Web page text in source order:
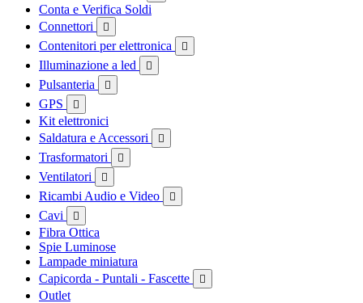
Conta e Verifica Soldi
Connettori

Contenitori per elettronica 
Illuminazione a led 
Pulsanteria 
GPS 
Kit elettronici
Saldatura e Accessori

Trasformatori 
Ventilatori 
Ricambi Audio e Video 
Cavi 
Fibra Ottica
Spie Luminose
Lampade miniatura
Capicorda - Puntali - Fascette

Outlet